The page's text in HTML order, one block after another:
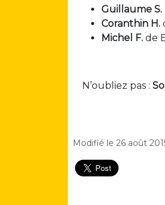
Guillaume S.
Coranthin H.
Michel F. de
N’oubliez pas :
Modifié le 26 août